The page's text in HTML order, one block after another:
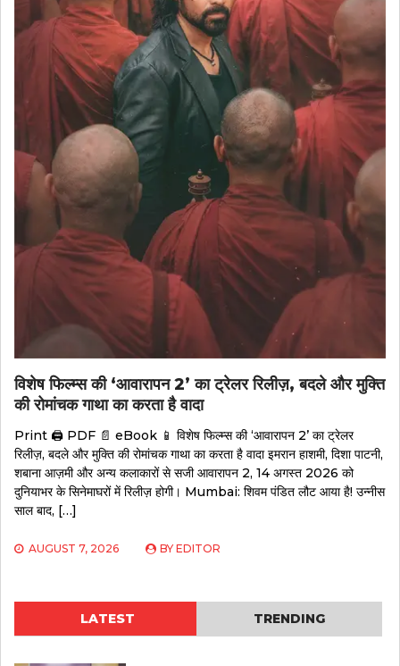
विशेष फिल्म्स की ‘आवारापन 2’ का ट्रेलर रिलीज़, बदले और मुक्ति
की रोमांचक गाथा का करता है वादा
Print 🖨 PDF 📄 eBook 📱 विशेष फिल्म्स की ‘आवारापन 2’ का ट्रेलर
रिलीज़, बदले और मुक्ति की रोमांचक गाथा का करता है वादा इमरान हाशमी, दिशा पाटनी,
शबाना आज़मी और अन्य कलाकारों से सजी आवारापन 2, 14 अगस्त 2026 को
दुनियाभर के सिनेमाघरों में रिलीज़ होगी। Mumbai: शिवम पंडित लौट आया है! उन्नीस
साल बाद, […]
AUGUST 7, 2026 BY EDITOR
LATEST TRENDING